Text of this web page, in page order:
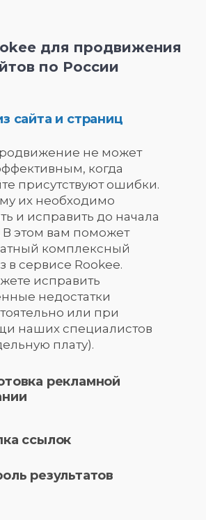
для продвижения
по России
сайта и страниц
не может
когда
присутствуют ошибки.
их необходимо
и исправить до начала
В этом вам поможет
комплексный
в сервисе Rookee.
исправить
недостатки
или при
наших специалистов
плату).
рекламной
ссылок
результатов